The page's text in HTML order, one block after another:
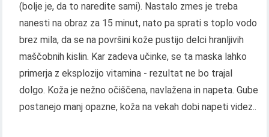
(bolje je, da to naredite sami). Nastalo zmes je treba
nanesti na obraz za 15 minut, nato pa sprati s toplo vodo
brez mila, da se na površini kože pustijo delci hranljivih
maščobnih kislin. Kar zadeva učinke, se ta maska ​​lahko
primerja z eksplozijo vitamina - rezultat ne bo trajal
dolgo. Koža je nežno očiščena, navlažena in napeta. Gube
postanejo manj opazne, koža na vekah dobi napeti videz..